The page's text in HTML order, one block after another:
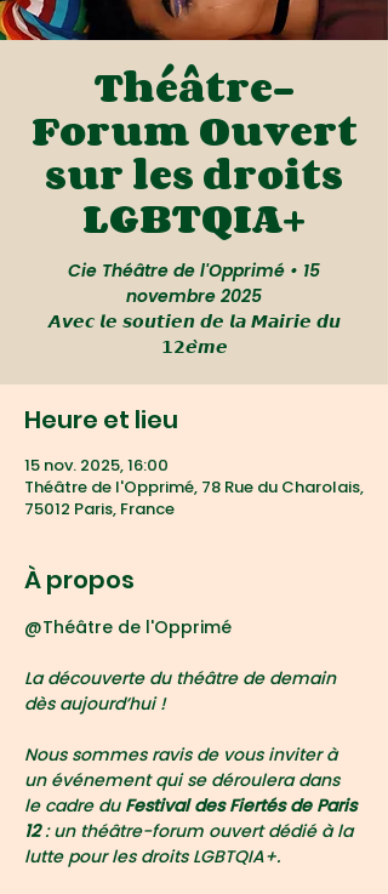
Théâtre-
Forum Ouvert
sur les droits
LGBTQIA+
Cie Théâtre de l'Opprimé • 15
novembre 2025
𝘼𝙫𝙚𝙘 𝙡𝙚 𝙨𝙤𝙪𝙩𝙞𝙚𝙣 𝙙𝙚 𝙡𝙖 𝙈𝙖𝙞𝙧𝙞𝙚 𝙙𝙪
𝟭𝟮𝙚̀𝙢𝙚
Heure et lieu
15 nov. 2025, 16:00
Théâtre de l'Opprimé, 78 Rue du Charolais,
75012 Paris, France
À propos
@Théâtre de l'Opprimé
La découverte du théâtre de demain
dès aujourd’hui !
Nous sommes ravis de vous inviter à
un événement qui se déroulera dans
le cadre du Festival des Fiertés de Paris
12 : un théâtre-forum ouvert dédié à la
lutte pour les droits LGBTQIA+.